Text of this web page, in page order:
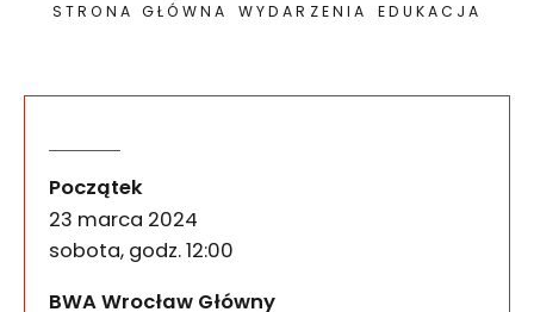
STRONA GŁÓWNA WYDARZENIA EDUKACJA
Początek
23 marca 2024
sobota, godz. 12:00
BWA Wrocław Główny